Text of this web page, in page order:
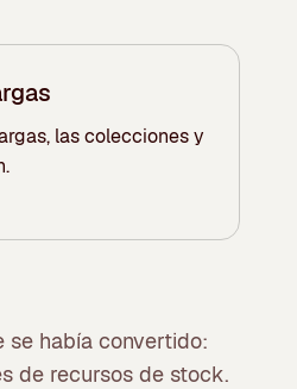
las colecciones y
se había convertido:
de recursos de stock.